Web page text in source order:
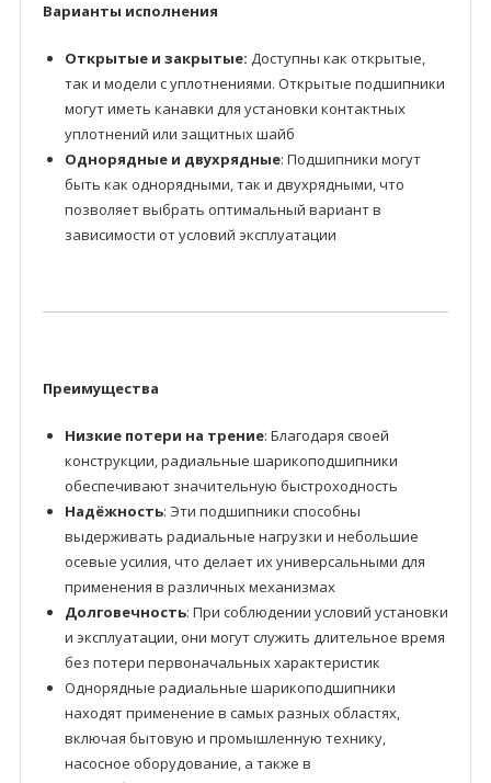
Варианты исполнения
Открытые и закрытые: Доступны как открытые,
так и модели с уплотнениями. Открытые подшипники
могут иметь канавки для установки контактных
уплотнений или защитных шайб
Однорядные и двухрядные: Подшипники могут
быть как однорядными, так и двухрядными, что
позволяет выбрать оптимальный вариант в
зависимости от условий эксплуатации
Преимущества
Низкие потери на трение: Благодаря своей
конструкции, радиальные шарикоподшипники
обеспечивают значительную быстроходность
Надёжность: Эти подшипники способны
выдерживать радиальные нагрузки и небольшие
осевые усилия, что делает их универсальными для
применения в различных механизмах
Долговечность: При соблюдении условий установки
и эксплуатации, они могут служить длительное время
без потери первоначальных характеристик
Однорядные радиальные шарикоподшипники
находят применение в самых разных областях,
включая бытовую и промышленную технику,
насосное оборудование, а также в